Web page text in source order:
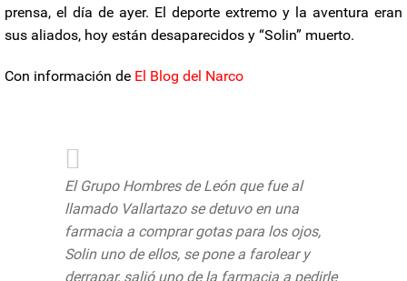
prensa, el día de ayer. El deporte extremo y la aventura eran
sus aliados, hoy están desaparecidos y “Solin” muerto.
Con información de El Blog del Narco
El Grupo Hombres de León que fue al
llamado Vallartazo se detuvo en una
farmacia a comprar gotas para los ojos,
Solin uno de ellos, se pone a farolear y
derrapar, salió uno de la farmacia a pedirle